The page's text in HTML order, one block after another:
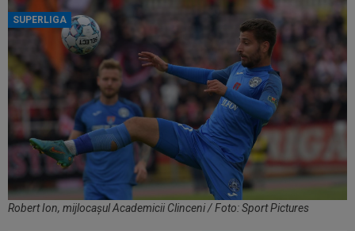
SUPERLIGA
Robert Ion, mijlocașul Academicii Clinceni / Foto: Sport Pictures